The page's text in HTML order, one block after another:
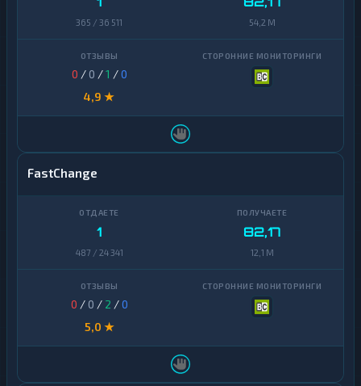
365 / 36 511 54,2 M
0 / 0 /1 /0
4,9 ★
FastChange
1
487 / 24 341
82,17
12,1 M
0 / 0 / 2 /0
5,0 ★